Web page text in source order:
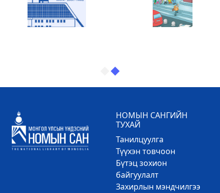
НОМЫН САНГИЙН
ТУХАЙ
Танилцуулга
Түүхэн товчоон
Бүтэц зохион
байгуулалт
Захирлын мэндчилгээ